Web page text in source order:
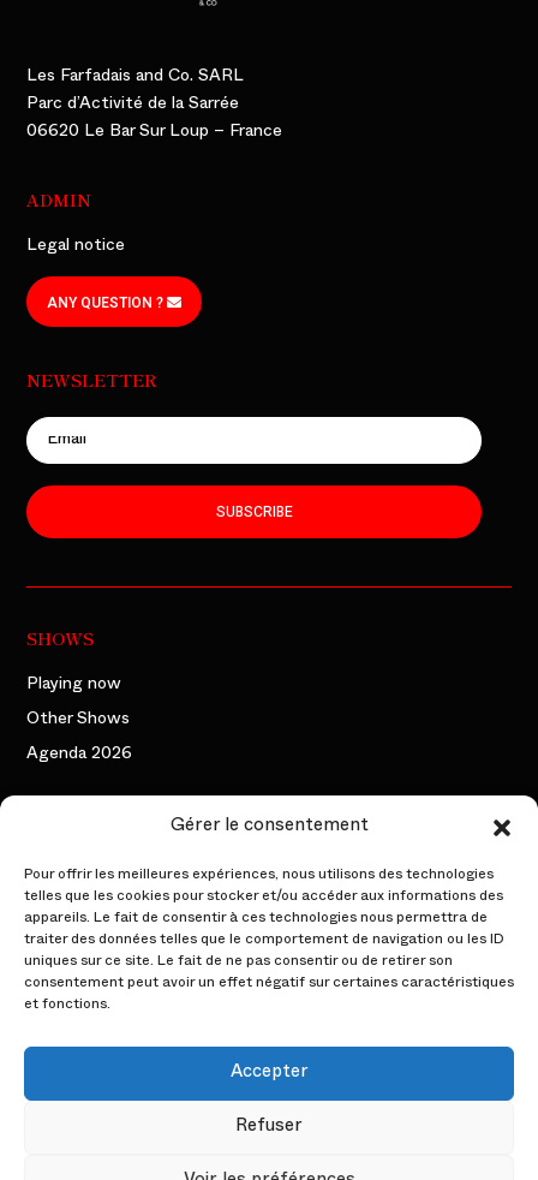
Gérer le consentement
Pour offrir les meilleures expériences, nous utilisons des technologies
telles que les cookies pour stocker et/ou accéder aux informations des
appareils. Le fait de consentir à ces technologies nous permettra de
traiter des données telles que le comportement de navigation ou les ID
uniques sur ce site. Le fait de ne pas consentir ou de retirer son
consentement peut avoir un effet négatif sur certaines caractéristiques
et fonctions.
Accepter
Refuser
Les Farfadais and Co. SARL
Parc d’Activité de la Sarrée
06620 Le Bar Sur Loup – France
ADMIN
Legal notice
ANY QUESTION ?
NEWSLETTER
SUBSCRIBE
SHOWS
Playing now
Other Shows
Agenda 2026
The founding duo
Backstage
PROFESSIONAL AREA